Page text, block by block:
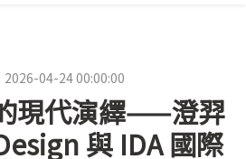
2026-04-24 00:00:00
現代演繹——澄羿
與 IDA 國際